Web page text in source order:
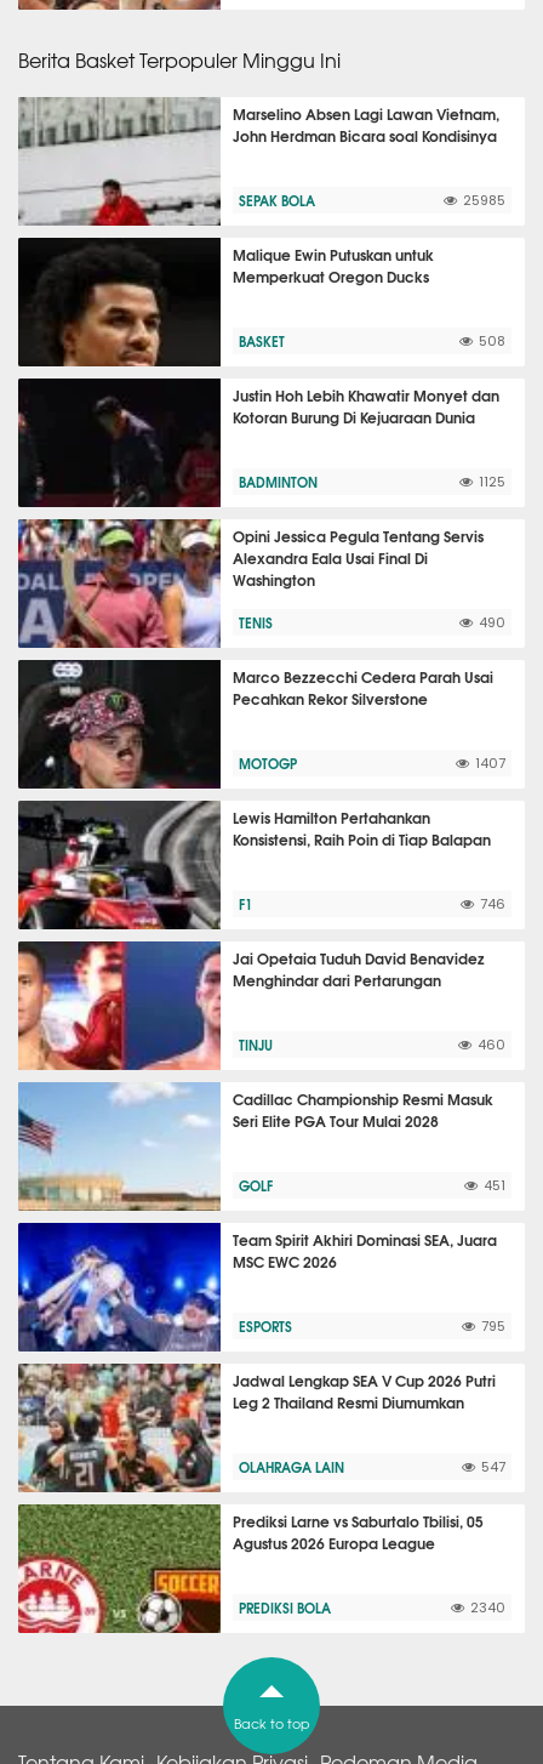
Berita Basket Terpopuler Minggu Ini
Marselino Absen Lagi Lawan Vietnam,
John Herdman Bicara soal Kondisinya
SEPAK BOLA 25985
Malique Ewin Putuskan untuk
Memperkuat Oregon Ducks
BASKET 508
Justin Hoh Lebih Khawatir Monyet dan
Kotoran Burung Di Kejuaraan Dunia
BADMINTON 1125
Opini Jessica Pegula Tentang Servis
Alexandra Eala Usai Final Di
Washington
TENIS 490
Marco Bezzecchi Cedera Parah Usai
Pecahkan Rekor Silverstone
MOTOGP 1407
Lewis Hamilton Pertahankan
Konsistensi, Raih Poin di Tiap Balapan
F1 746
Jai Opetaia Tuduh David Benavidez
Menghindar dari Pertarungan
TINJU 460
Cadillac Championship Resmi Masuk
Seri Elite PGA Tour Mulai 2028
GOLF 451
Team Spirit Akhiri Dominasi SEA, Juara
MSC EWC 2026
ESPORTS 795
Jadwal Lengkap SEA V Cup 2026 Putri
Leg 2 Thailand Resmi Diumumkan
OLAHRAGA LAIN 547
Prediksi Larne vs Saburtalo Tbilisi, 05
Agustus 2026 Europa League
PREDIKSI BOLA 2340
Back to top